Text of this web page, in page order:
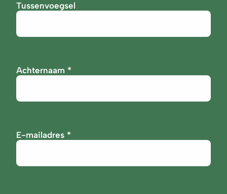
Tussenvoegsel
Achternaam
E-mailadres